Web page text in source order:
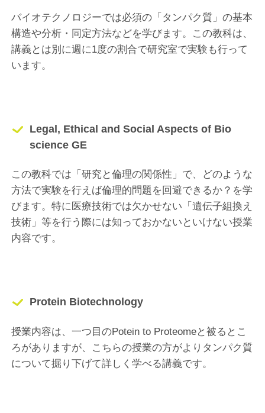
バイオテクノロジーでは必須の「タンパク質」の基本
構造や分析・同定方法などを学びます。この教科は、
講義とは別に週に1度の割合で研究室で実験も行って
います。
Legal, Ethical and Social Aspects of Bio
science GE
この教科では「研究と倫理の関係性」で、どのような
方法で実験を行えば倫理的問題を回避できるか？を学
びます。特に医療技術では欠かせない「遺伝子組換え
技術」等を行う際には知っておかないといけない授業
内容です。
Protein Biotechnology
授業内容は、一つ目のPotein to Proteomeと被るとこ
ろがありますが、こちらの授業の方がよりタンパク質
について掘り下げて詳しく学べる講義です。